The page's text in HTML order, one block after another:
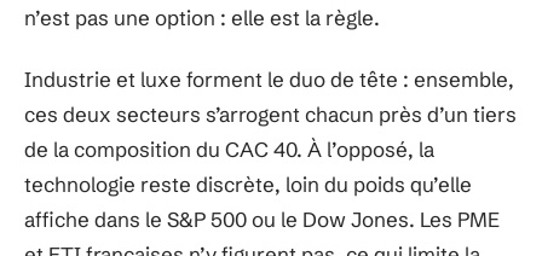
n’est pas une option : elle est la règle.
Industrie et luxe forment le duo de tête : ensemble,
ces deux secteurs s’arrogent chacun près d’un tiers
de la composition du CAC 40. À l’opposé, la
technologie reste discrète, loin du poids qu’elle
affiche dans le S&P 500 ou le Dow Jones. Les PME